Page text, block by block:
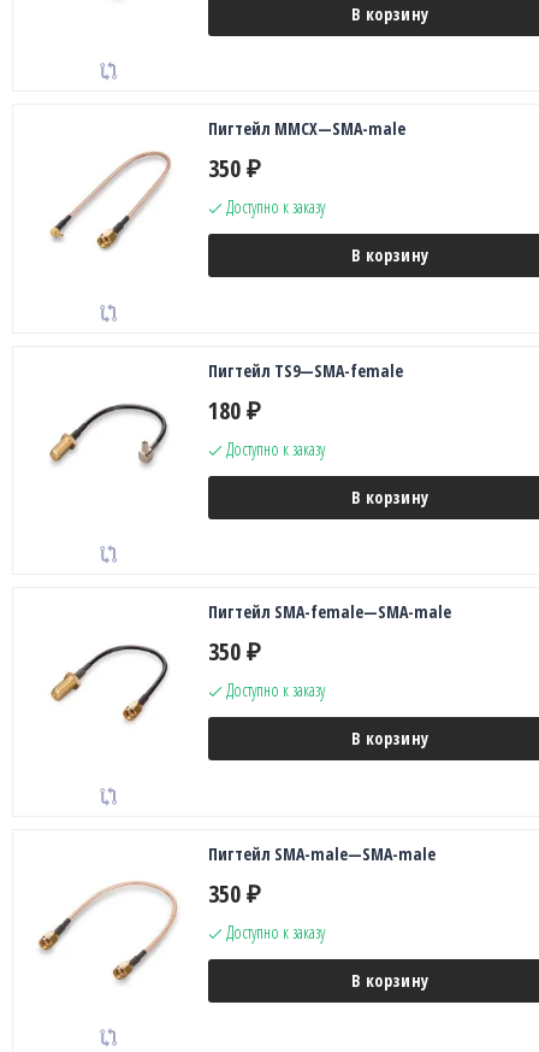
В корзину
Пигтейл MMCX—SMA-male
350 ₽
Доступно к заказу
В корзину
Пигтейл TS9—SMA-female
180 ₽
Доступно к заказу
В корзину
Пигтейл SMA-female—SMA-male
350 ₽
Доступно к заказу
В корзину
Пигтейл SMA-male—SMA-male
350 ₽
Доступно к заказу
В корзину